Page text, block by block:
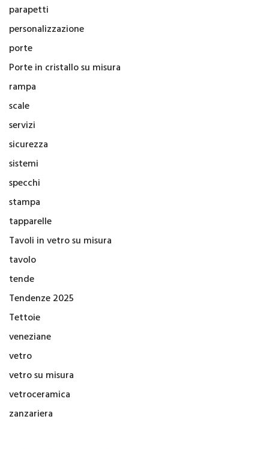
parapetti
personalizzazione
porte
Porte in cristallo su misura
rampa
scale
servizi
sicurezza
sistemi
specchi
stampa
tapparelle
Tavoli in vetro su misura
tavolo
tende
Tendenze 2025
Tettoie
veneziane
vetro
vetro su misura
vetroceramica
zanzariera